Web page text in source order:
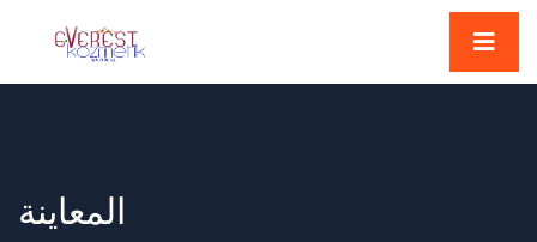
المعاينة